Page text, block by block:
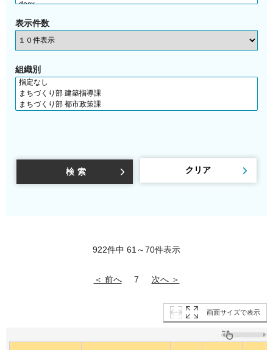
表示件数
組織別
922件中 61～70件表示
＜ 前へ 7 次へ ＞
画面サイズで表示